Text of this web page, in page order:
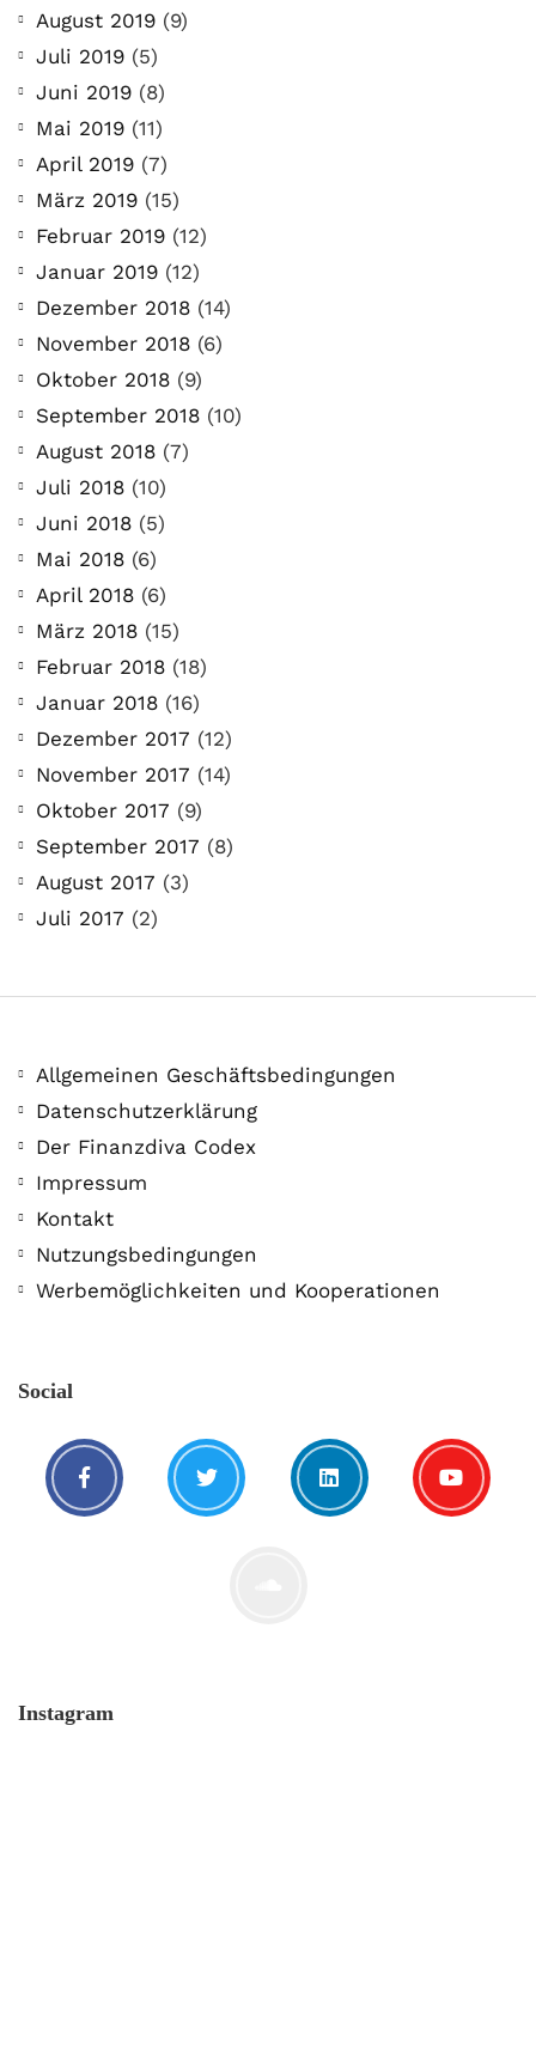
August 2019 (9)
Juli 2019 (5)
Juni 2019 (8)
Mai 2019 (11)
April 2019 (7)
März 2019 (15)
Februar 2019 (12)
Januar 2019 (12)
Dezember 2018 (14)
November 2018 (6)
Oktober 2018 (9)
September 2018 (10)
August 2018 (7)
Juli 2018 (10)
Juni 2018 (5)
Mai 2018 (6)
April 2018 (6)
März 2018 (15)
Februar 2018 (18)
Januar 2018 (16)
Dezember 2017 (12)
November 2017 (14)
Oktober 2017 (9)
September 2017 (8)
August 2017 (3)
Juli 2017 (2)
Allgemeinen Geschäftsbedingungen
Datenschutzerklärung
Der Finanzdiva Codex
Impressum
Kontakt
Nutzungsbedingungen
Werbemöglichkeiten und Kooperationen
Social
Instagram